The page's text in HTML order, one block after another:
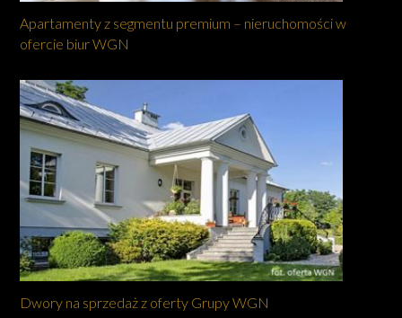
Apartamenty z segmentu premium – nieruchomości w
ofercie biur WGN
Dwory na sprzedaż z oferty Grupy WGN